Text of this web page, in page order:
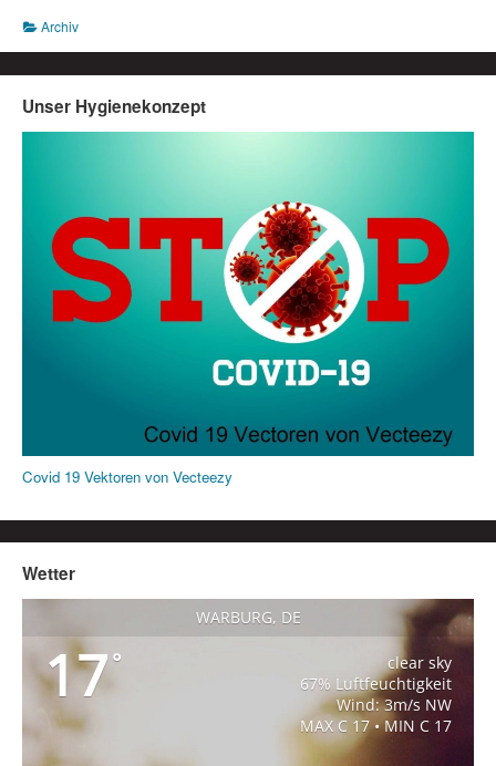
SSV
Herlinghausen
Archiv
Unser Hygienekonzept
Covid 19 Vektoren von Vecteezy
Wetter
WARBURG, DE
17°
clear sky
67% Luftfeuchtigkeit
Wind: 3m/s NW
MAX C 17 • MIN C 17